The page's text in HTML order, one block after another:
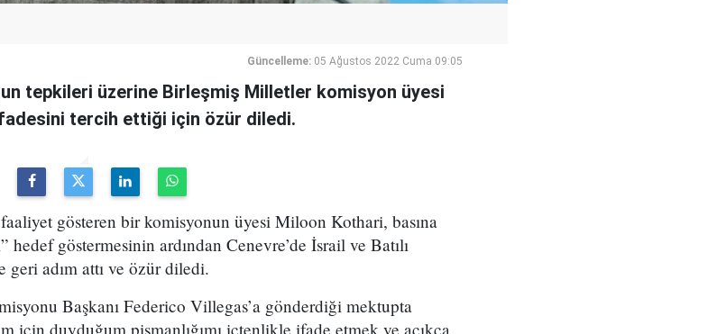
Güncelleme: 05 Ağustos 2022 Cuma 09:05
tepkileri üzerine Birleşmiş Milletler komisyon üyesi
tercih ettiği için özür diledi.
gösteren bir komisyonun üyesi Miloon Kothari, basına
göstermesinin ardından Cenevre’de İsrail ve Batılı
adım attı ve özür diledi.
Başkanı Federico Villegas’a gönderdiği mektupta
için duyduğum pişmanlığımı içtenlikle ifade etmek ve açıkça